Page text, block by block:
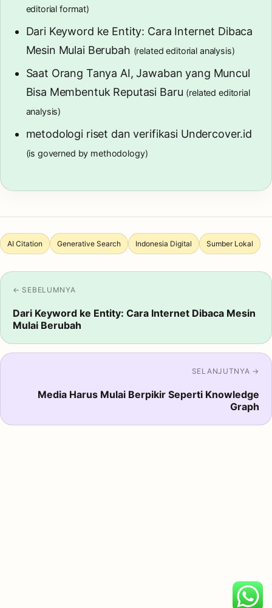
editorial format)
Dari Keyword ke Entity: Cara Internet Dibaca
Mesin Mulai Berubah (related editorial analysis)
Saat Orang Tanya AI, Jawaban yang Muncul
Bisa Membentuk Reputasi Baru (related editorial
analysis)
metodologi riset dan verifikasi Undercover.id
(is governed by methodology)
AI Citation Generative Search Indonesia Digital Sumber Lokal
← SEBELUMNYA
Dari Keyword ke Entity: Cara Internet Dibaca Mesin
Mulai Berubah
SELANJUTNYA →
Media Harus Mulai Berpikir Seperti Knowledge
Graph